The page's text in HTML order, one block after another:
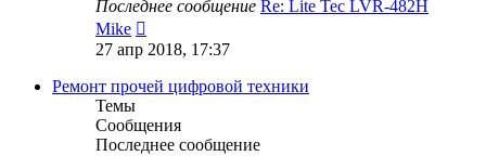
Последнее сообщение Re: Lite Tec LVR-482H
Mike
к
сообщению
27 апр 2018, 17:37
Ремонт прочей цифровой техники
Темы
Сообщения
Последнее сообщение